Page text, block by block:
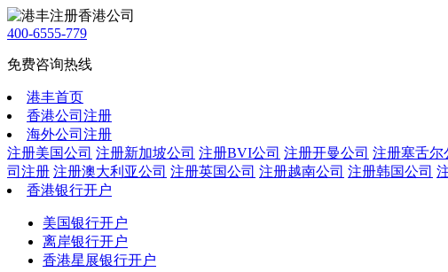
400-6555-779
免费咨询热线
港丰首页
香港公司注册
海外公司注册
注册美国公司 注册新加坡公司 注册BVI公司 注册开曼公司 注册塞舌尔
司注册 注册澳大利亚公司 注册英国公司 注册越南公司 注册韩国公司
香港银行开户
美国银行开户
离岸银行开户
香港星展银行开户